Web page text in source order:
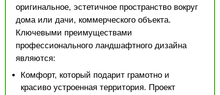
оригинальное, эстетичное пространство вокруг
дома или дачи, коммерческого объекта.
Ключевыми преимуществами
профессионального ландшафтного дизайна
являются:
Комфорт, который подарит грамотно и
красиво устроенная территория. Проект